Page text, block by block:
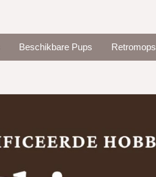
Beschikbare Pups Retromops